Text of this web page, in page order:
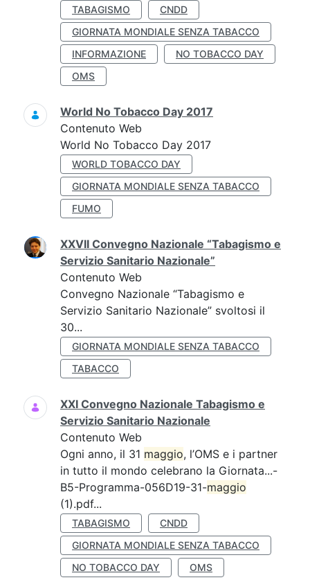
TABAGISMO
CNDD
GIORNATA MONDIALE SENZA TABACCO
INFORMAZIONE
NO TOBACCO DAY
OMS
World No Tobacco Day 2017
Contenuto Web
World No Tobacco Day 2017
WORLD TOBACCO DAY
GIORNATA MONDIALE SENZA TABACCO
FUMO
XXVII Convegno Nazionale “Tabagismo e
Servizio Sanitario Nazionale”
Contenuto Web
Convegno Nazionale “Tabagismo e
Servizio Sanitario Nazionale” svoltosi il
30...
GIORNATA MONDIALE SENZA TABACCO
TABACCO
XXI Convegno Nazionale Tabagismo e
Servizio Sanitario Nazionale
Contenuto Web
Ogni anno, il 31 maggio, l’OMS e i partner
in tutto il mondo celebrano la Giornata...-
B5-Programma-056D19-31-maggio
(1).pdf...
TABAGISMO
CNDD
GIORNATA MONDIALE SENZA TABACCO
NO TOBACCO DAY
OMS